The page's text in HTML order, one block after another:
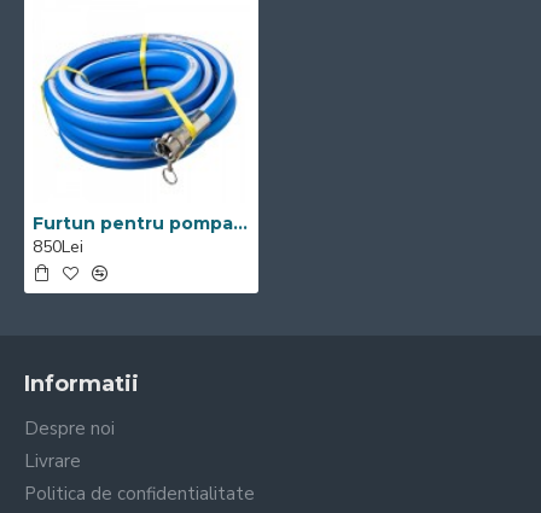
Furtun pentru pompa de glet Visoli 10 m
850Lei
Informatii
Despre noi
Livrare
Politica de confidentialitate